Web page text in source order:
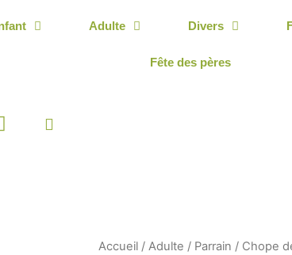
Adulte Divers
Fête des pères
Accueil / Adulte / Parrain / Chope